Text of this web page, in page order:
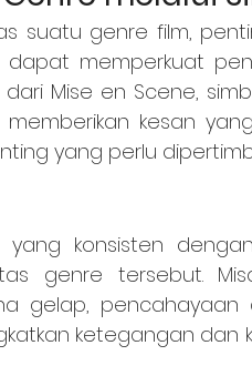
dapat memperkuat
Mise en Scene,
kesan
yang perlu
genre tersebut.
gelap,
ketegangan dan